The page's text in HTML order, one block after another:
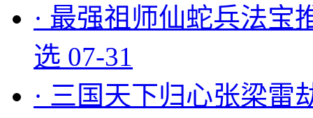
· 最强祖师仙蛇兵法宝
选 07-31
· 三国天下归心张梁雷